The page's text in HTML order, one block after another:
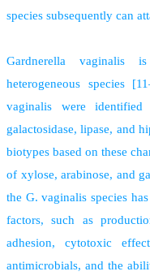
species subsequently can
Gardnerella vaginalis
heterogeneous species
vaginalis were
galactosidase, lipase, and
biotypes based on these
of xylose, arabinose, and
the G. vaginalis species
factors, such as
adhesion, cytotoxic
antimicrobials, and the